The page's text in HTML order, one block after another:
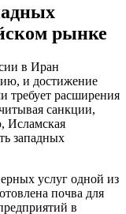
рынке
в Иран
и достижение
требует расширения
санкции,
западных
услуг одной из
почва для
в